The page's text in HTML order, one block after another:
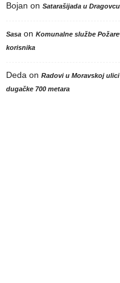
Bojan on Satarašijada u
Sasa on Komunalne službe
korisnika
Deda on Radovi u Moravskoj
dugačke 700 metara